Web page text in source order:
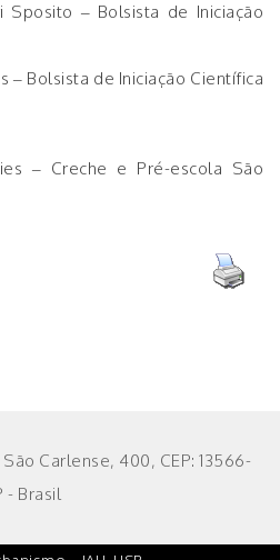
Sposito – Bolsista de Iniciação
– Bolsista de Iniciação Científica
– Creche e Pré-escola São
Carlense, 400, CEP: 13566-
- Brasil